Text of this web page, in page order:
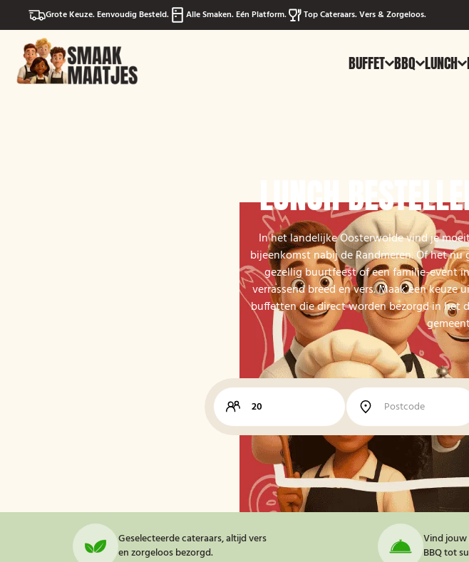
Grote Keuze. Eenvoudig Besteld. Alle Smaken. Eén Platform. Top Cateraars. Vers & Zorgeloos.
BUFFET BBQ LUNCH
LUNCH
In het landelijke Oosterwolde vind je
bijeenkomst nabij de Randmeren. Of het
gezellig buurtfeest of een familie-event
verrassend breed en vers. Maak een
buffetten die direct worden bezorgd in het
Geselecteerde cateraars, altijd vers
en zorgeloos bezorgd.
Vind
BBQ tot